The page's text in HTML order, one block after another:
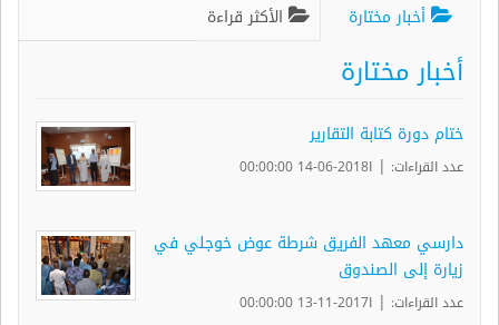
أخبار مختارة الأكثر قراءة
أخبار مختارة
ختام دورة كتابة التقارير
عدد القراءات: | ا2018-06-14 00:00:00
دارسي معهد الفريق شرطة عوض خوجلي في
زيارة إلى الصندوق
عدد القراءات: | ا2017-11-13 00:00:00